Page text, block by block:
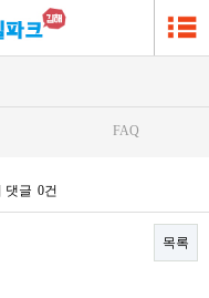
FAQ
댓글 0건
목록